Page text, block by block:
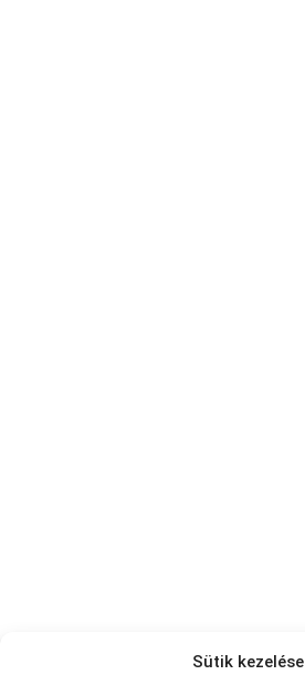
Sütik kezelése